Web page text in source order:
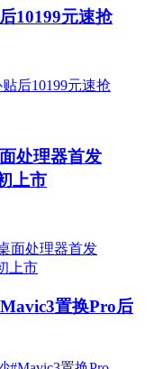
10199元速抢
处理器首发
上市
置换Pro后